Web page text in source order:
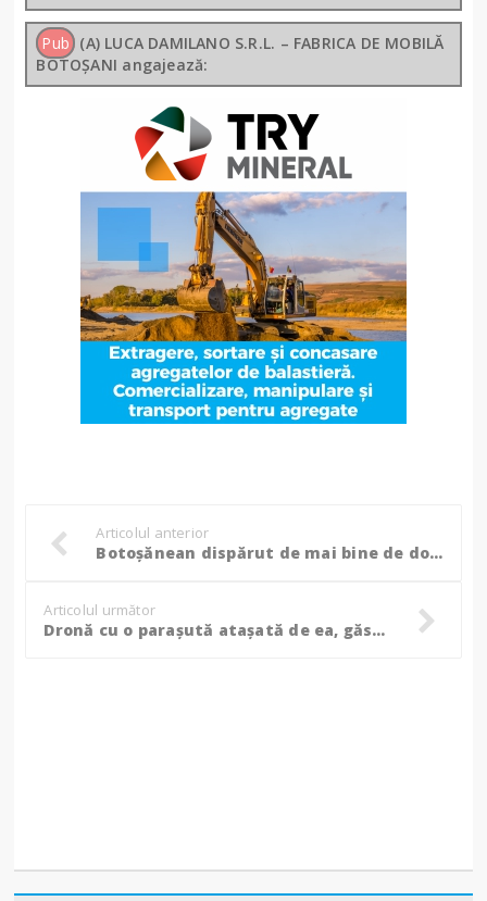
Pub (A) LUCA DAMILANO S.R.L. – FABRICA DE MOBILĂ
BOTOȘANI angajează:
Articolul anterior
Botoșănean dispărut de mai bine de două săptămâni, a plecat și nimeni nu știe nimic!
Articolul următor
Dronă cu o parașută atașată de ea, găsită prăbușită într-o pădure din judeţul Argeş. Autoritățile, în alertă